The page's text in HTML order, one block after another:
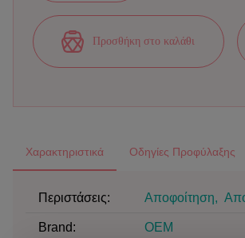
Προσθήκη στο καλάθι
Χαρακτηριστικά Οδηγίες Προφύλαξης
Περιστάσεις: Αποφοίτηση,
Brand: OEM